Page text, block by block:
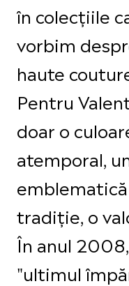
în colecțiile
vorbim
haute
Pentru
doar o
atemporal,
tradiție, o
În anul
"ultimul